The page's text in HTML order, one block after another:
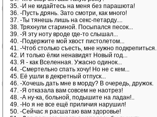
35. -И не кидайтесь на меня без парашюта!
36. -Пусть дрянь. Зато смотри, как много!
37. -Ты тянешь лишь на секс-петарду....
38. Тряхнули стариной. Посыпался песок...
39. -Я эту ноту вроде где-то слышал...
40. -Подержите мой хвост пистолетом...
41. -Чтоб столько съесть, мне нужно подкрепиться.
42. И только ёлки ненавидят Новый год...
43. Я - как Вселенная. Ужасно одинок...
44. -Смертельно спать хочу! Но не с кем...
45. Её ушли в декретный отпуск...
46. -Хочешь дать мне в морду? В очередь, дружок.
47. -Я отказала вам совсем не наотрез!
48. -А ну-ка, больной, подышите на ладан!..
49. -Но я не все ещё приличия нарушил!
50. -Сейчас я расшатаю вам здоровье!